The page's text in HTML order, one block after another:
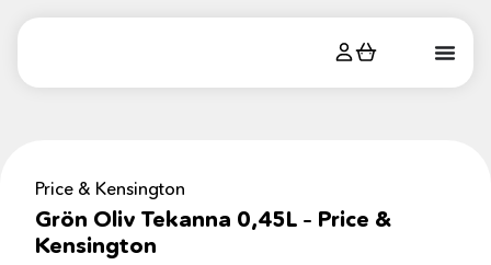
Price & Kensington
Grön Oliv Tekanna 0,45L – Price &
Kensington